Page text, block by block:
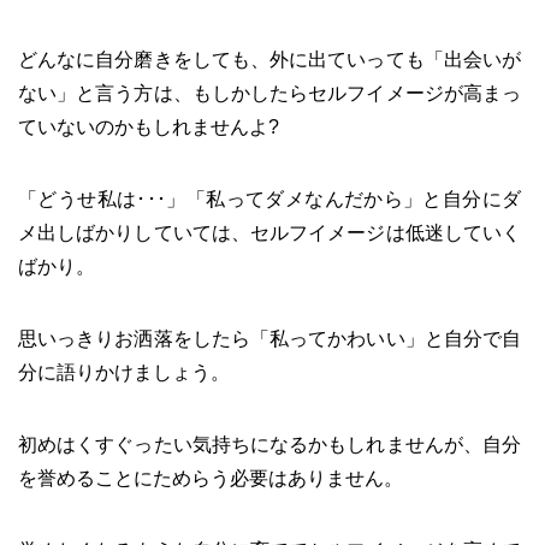
どんなに自分磨きをしても、外に出ていっても「出会いが
ない」と言う方は、もしかしたらセルフイメージが高まっ
ていないのかもしれませんよ?
「どうせ私は･･･」「私ってダメなんだから」と自分にダ
メ出しばかりしていては、セルフイメージは低迷していく
ばかり。
思いっきりお洒落をしたら「私ってかわいい」と自分で自
分に語りかけましょう。
初めはくすぐったい気持ちになるかもしれませんが、自分
を誉めることにためらう必要はありません。